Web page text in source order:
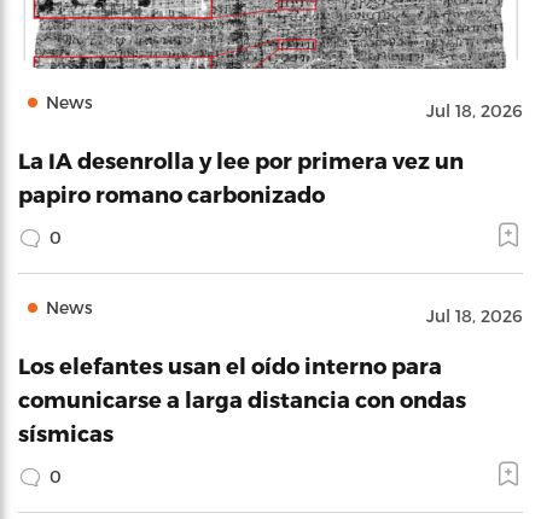
News Jul 18, 2026
La IA desenrolla y lee por primera vez un
papiro romano carbonizado
0
News Jul 18, 2026
Los elefantes usan el oído interno para
comunicarse a larga distancia con ondas
sísmicas
0